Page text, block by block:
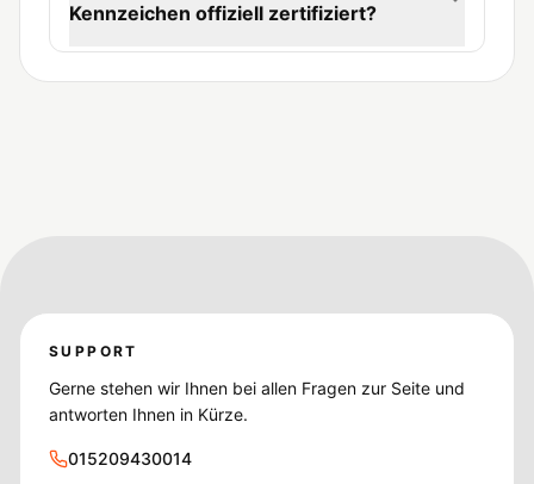
Kennzeichen offiziell zertifiziert?
SUPPORT
Gerne stehen wir Ihnen bei allen Fragen zur Seite und
antworten Ihnen in Kürze.
015209430014